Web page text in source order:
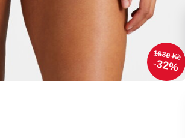
1830 Kč
32%